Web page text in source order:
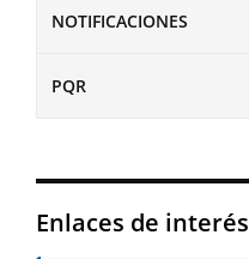
NOTIFICACIONES
PQR
Enlaces de interés